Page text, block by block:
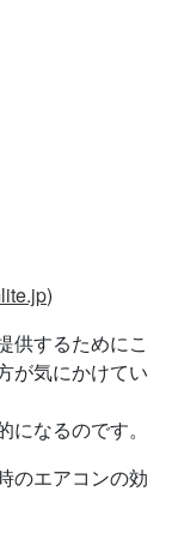
)
供するためにこ
が気にかけてい
なるのです。
のエアコンの効